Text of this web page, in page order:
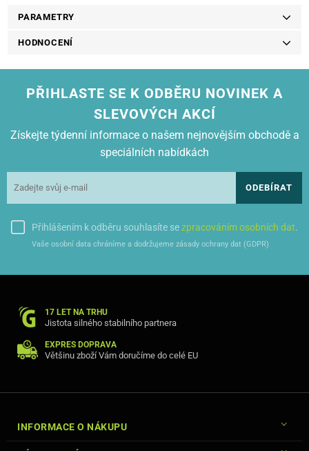
PARAMETRY
HODNOCENÍ
PŘIHLASTE SE K ODBĚRU NOVINEK A
SLEVOVÝCH AKCÍ
Získejte týdenní informace o našem nejnovějším obchodě a
speciálních nabídkách
ODEBÍRAT
Přihlášením k odběru souhlasíte sezpracováním osobních dat.
Vaše osobní data chráníme a dodržujeme zásady ochrany dat (GDPR)
17 LET NA TRHU
Jistota silného stabilního partnera
EXPRES DOPRAVA
Většinu zboží Vám doručíme do celé EU
INFORMACE O NÁKUPU